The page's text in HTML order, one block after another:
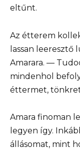
eltűnt.
Az étterem
lassan
Amarara. —
mindenhol
éttermet,
Amara finoman
legyen így.
állásomat, mint